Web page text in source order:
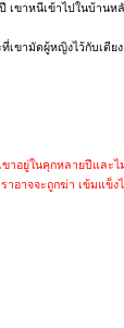
เขาหนีเข้าไปในบ้าน
เขามัดผู้หญิงไว้กับเตี
อยู่ในคุกหลายปีและ
าอาจจะถูกฆ่า เข้มแข็